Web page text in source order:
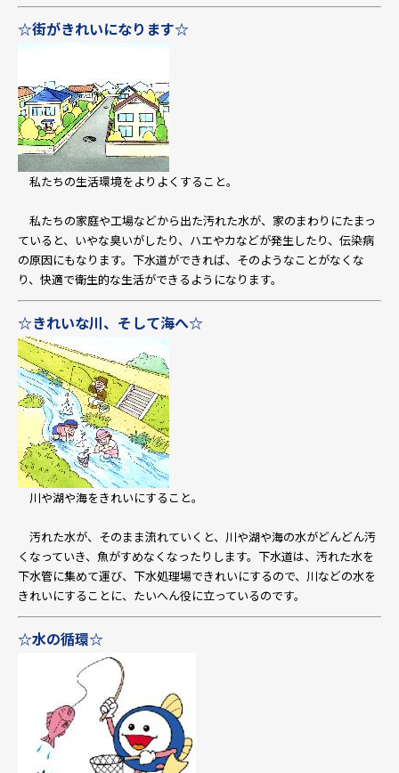
☆街がきれいになります☆
私たちの生活環境をよりよくすること。
私たちの家庭や工場などから出た汚れた水が、家のまわりにたまっ
ていると、いやな臭いがしたり、ハエやカなどが発生したり、伝染病
の原因にもなります。下水道ができれば、そのようなことがなくな
り、快適で衛生的な生活ができるようになります。
☆きれいな川、そして海へ☆
川や湖や海をきれいにすること。
汚れた水が、そのまま流れていくと、川や湖や海の水がどんどん汚
くなっていき、魚がすめなくなったりします。下水道は、汚れた水を
下水管に集めて運び、下水処理場できれいにするので、川などの水を
きれいにすることに、たいへん役に立っているのです。
☆水の循環☆